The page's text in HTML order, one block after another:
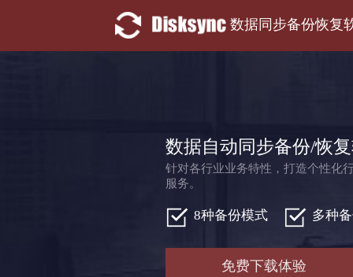
数据同步备份恢复
数据自动同步备份/恢
针对各行业业务特性，打造个性化
服务。
8种备份模式 多种
免费下载体验